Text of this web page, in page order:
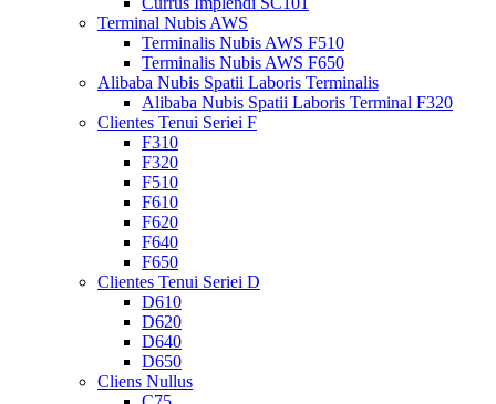
Terminal Nubis AWS
Terminalis Nubis AWS F510
Terminalis Nubis AWS F650
Alibaba Nubis Spatii Laboris Terminalis
Alibaba Nubis Spatii Laboris Terminal F320
Clientes Tenui Seriei F
F310
F320
F510
F610
F620
F640
F650
Clientes Tenui Seriei D
D610
D620
D640
D650
Cliens Nullus